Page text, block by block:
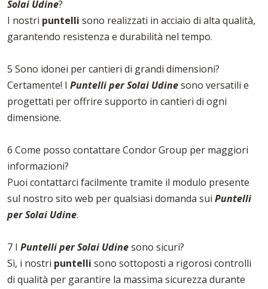
Solai Udine?
I nostri puntelli sono realizzati in acciaio di alta qualità,
garantendo resistenza e durabilità nel tempo.
5 Sono idonei per cantieri di grandi dimensioni?
Certamente! I Puntelli per Solai Udinesono versatili e
progettati per offrire supporto in cantieri di ogni
dimensione.
6 Come posso contattare Condor Group per maggiori
informazioni?
Puoi contattarci facilmente tramite il modulo presente
sul nostro sito web per qualsiasi domanda sui Puntelli
per Solai Udine.
7 I Puntelli per Solai Udinesono sicuri?
Sì, i nostri puntelli sono sottoposti a rigorosi controlli
di qualità per garantire la massima sicurezza durante